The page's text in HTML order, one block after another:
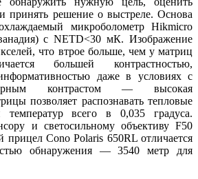
принять решение о выстреле. Основа
микроболометр Hikmicro
с NETD<30 мК. Изображение
что втрое больше, чем у матриц
большей контрастностью,
даже в условиях с
контрастом — высокая
позволяет распознавать тепловые
температур всего в 0,035 градуса.
и светосильному объективу F50
Cono Polaris 650RL отличается
обнаружения — 3540 метр для